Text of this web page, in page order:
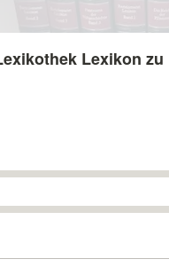
Lexikon zu